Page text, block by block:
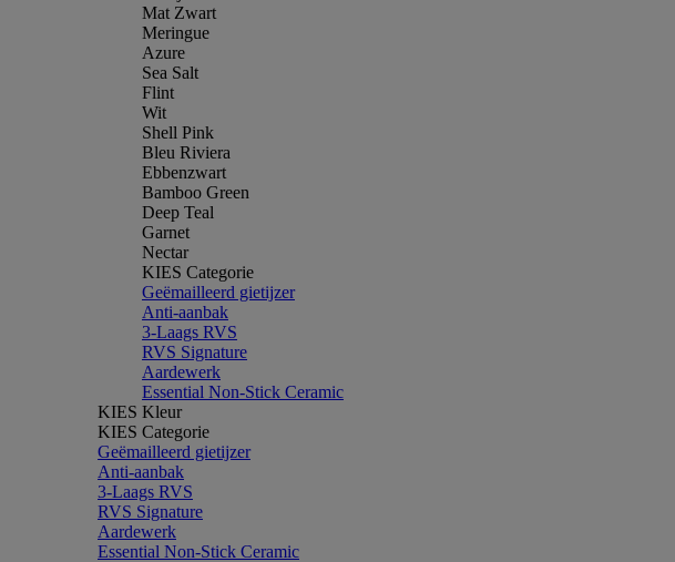
Mat Zwart
Meringue
Azure
Sea Salt
Flint
Wit
Shell Pink
Bleu Riviera
Ebbenzwart
Bamboo Green
Deep Teal
Garnet
Nectar
KIES Categorie
Geëmailleerd gietijzer
Anti-aanbak
3-Laags RVS
RVS Signature
Aardewerk
Essential Non-Stick Ceramic
KIES Kleur
KIES Categorie
Geëmailleerd gietijzer
Anti-aanbak
3-Laags RVS
RVS Signature
Aardewerk
Essential Non-Stick Ceramic